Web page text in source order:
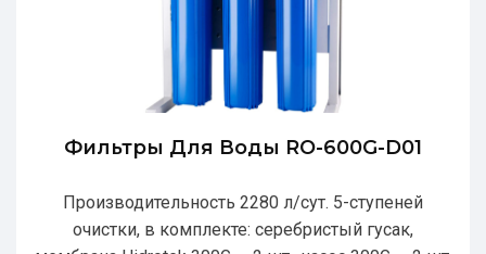
Фильтры Для Воды RO-600G-D01
Производительность 2280 л/сут. 5-ступеней
очистки, в комплекте: серебристый гусак,